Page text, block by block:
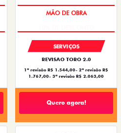
MÃO DE OBRA
SERVIÇOS
REVISAO TORO 2.0
1ª revisão R$ 1.544,00- 2ª revisão R$
1.767,00- 3ª revisão R$ 2.063,00
Quero agora!